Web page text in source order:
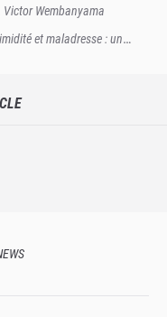
et maladresse : un
Victor Wembanyama